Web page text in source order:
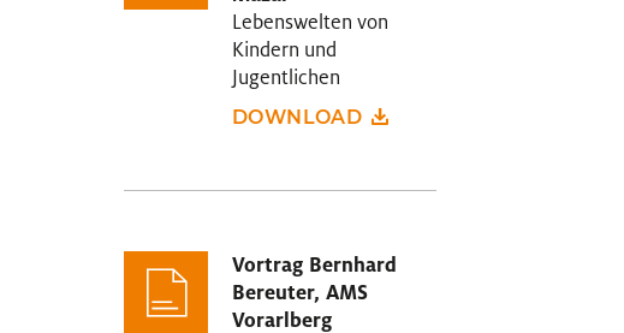
Lebenswelten von
Kindern und
Jugentlichen
DOWNLOAD
Vortrag Bernhard
Bereuter, AMS
Vorarlberg